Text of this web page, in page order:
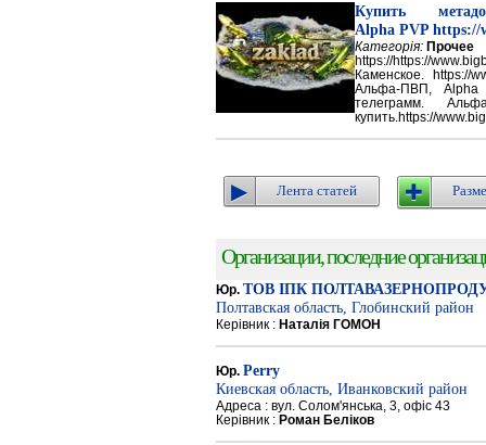
Купить
Alpha PVP https://
Категорія: Прочее
https://https://
Каменское. https://
Альфа-ПВП, Alpha
телеграмм.
купить.https://
Лента статей
Организации, последние
Юр. ТОВ ІПК
Полтавская область, Глобинский район
Керівник : Наталія ГОМОН
Юр. Perry
Киевская область, Иванковский район
Адреса : вул. Солом'янська, 3, офіс 43
Керівник : Роман Беліков